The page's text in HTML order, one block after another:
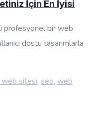
İçin En İyisi
profesyonel bir web
dostu tasarımlarla
web sitesi, seo, web